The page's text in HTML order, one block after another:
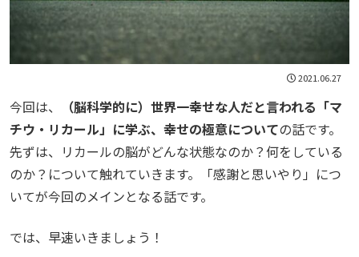
2021.06.27
今回は、
（脳科学的に）世界一幸せな人だと言われる「マ
チウ・リカール」に学ぶ、幸せの極意についての話です。
先ずは、リカールの脳がどんな状態なのか？何をしている
のか？について触れていきます。「感謝と思いやり」につ
いてが今回のメインとなる話です。
では、早速いきましょう！